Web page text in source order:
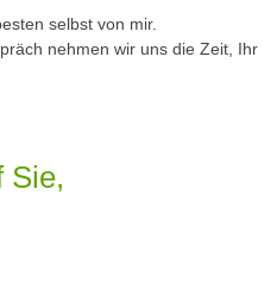
selbst von mir.
nehmen wir uns die Zeit, Ihr
Sie,